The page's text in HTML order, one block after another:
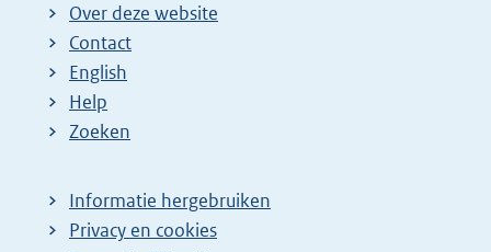
Over deze website
Contact
English
Help
Zoeken
Informatie hergebruiken
Privacy en cookies